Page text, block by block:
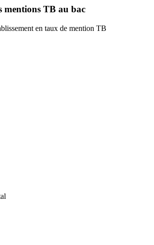
mentions TB au bac
en taux de mention TB